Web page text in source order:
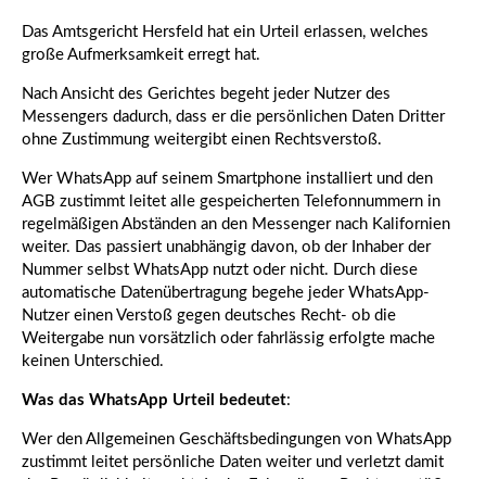
Rechtsgebiete
Das Amtsgericht Hersfeld hat ein Urteil erlassen, welches
große Aufmerksamkeit erregt hat.
Nach Ansicht des Gerichtes begeht jeder Nutzer des
Messengers dadurch, dass er die persönlichen Daten Dritter
ohne Zustimmung weitergibt einen Rechtsverstoß.
Wer WhatsApp auf seinem Smartphone installiert und den
AGB zustimmt leitet alle gespeicherten Telefonnummern in
regelmäßigen Abständen an den Messenger nach Kalifornien
weiter. Das passiert unabhängig davon, ob der Inhaber der
Nummer selbst WhatsApp nutzt oder nicht. Durch diese
automatische Datenübertragung begehe jeder WhatsApp-
Nutzer einen Verstoß gegen deutsches Recht- ob die
Weitergabe nun vorsätzlich oder fahrlässig erfolgte mache
keinen Unterschied.
Was das WhatsApp Urteil bedeutet:
Wer den Allgemeinen Geschäftsbedingungen von WhatsApp
zustimmt leitet persönliche Daten weiter und verletzt damit